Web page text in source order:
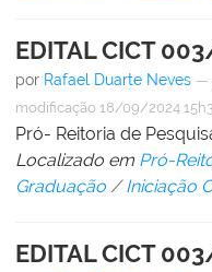
EDITAL CICT
por Rafael Duarte Neves —
modificação 18/09/2024
Pró- Reitoria de
Localizado em Pró-
Graduação /Iniciação
EDITAL CICT